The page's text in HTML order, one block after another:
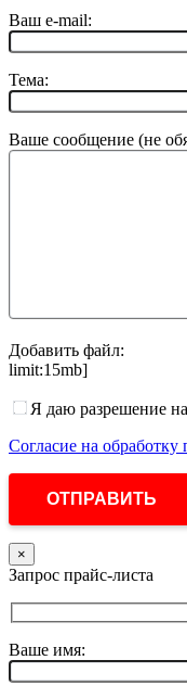
Ваш e-mail:
Тема:
Ваше сообщение (не
Добавить файл:
limit:15mb]
Я даю разрешение
Согласие на
×
Запрос прайс-листа
Ваше имя: